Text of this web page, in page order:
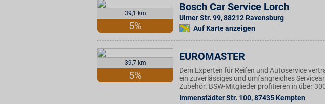
39,1 km
5%
Bosch Car Service Lorch
Ulmer Str. 99,88212 Ravensburg
Auf Karte anzeigen
39,7 km
5%
EUROMASTER
Dem Experten für Reifen und Autoservice
ein zuverlässiges und umfangreiches
Zubehör. BSW-Mitglieder profitieren in über
Immenstädter Str. 100,87435 Kempten